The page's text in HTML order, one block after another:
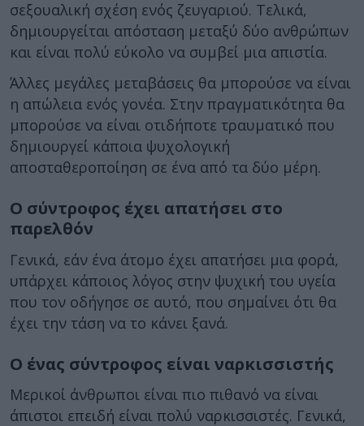
σεξουαλική σχέση ενός ζευγαριού. Τελικά,
δημιουργείται απόσταση μεταξύ δύο ανθρώπων
και είναι πολύ εύκολο να συμβεί μια απιστία.
Άλλες μεγάλες μεταβάσεις θα μπορούσε να είναι
η απώλεια ενός γονέα. Στην πραγματικότητα θα
μπορούσε να είναι οτιδήποτε τραυματικό που
δημιουργεί κάποια ψυχολογική
αποσταθεροποίηση σε ένα από τα δύο μέρη.
Ο σύντροφος έχει απατήσει στο
παρελθόν
Γενικά, εάν ένα άτομο έχει απατήσει μια φορά,
υπάρχει κάποιος λόγος στην ψυχική του υγεία
που τον οδήγησε σε αυτό, που σημαίνει ότι θα
έχει την τάση να το κάνει ξανά.
Ο ένας σύντροφος είναι ναρκισσιστής
Μερικοί άνθρωποι είναι πιο πιθανό να είναι
άπιστοι επειδή είναι πολύ ναρκισσιστές. Γενικά,